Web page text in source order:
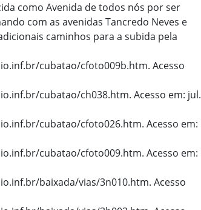
como Avenida de todos nós por ser
com as avenidas Tancredo Neves e
caminhos para a subida pela
cubatao/cfoto009b.htm. Acesso
cubatao/ch038.htm. Acesso em: jul.
cubatao/cfoto026.htm. Acesso em:
cubatao/cfoto009.htm. Acesso em:
baixada/vias/3n010.htm. Acesso